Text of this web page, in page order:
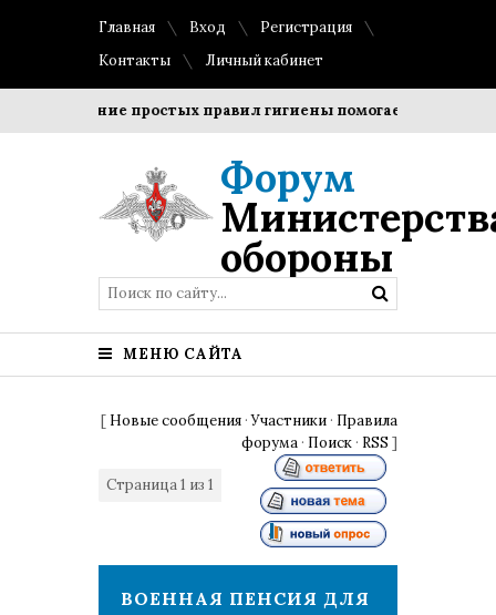
Главная Вход
Регистрация
Контакты
Личный кабинет
Соблюдение простых правил гигиены помогает
Форум
обороны
МЕНЮ САЙТА
[ Новые сообщения ·Участники · Правила
форума · Поиск · RSS ]
Страница1 из 1
ВОЕННАЯ ПЕНСИЯ ДЛЯ